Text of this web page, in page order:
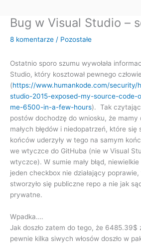
Bug w Visual Studio –
8 komentarze / Pozostałe
Ostatnio sporo szumu wywołała
Studio, który kosztował pewnego
(https://www.humankode.com/
studio-2015-exposed-my-source-
me-6500-in-a-few-hours). Tak
postów dochodzę do wniosku, że mamy
małych błędów i niedopatrzeń, które się
końców uderzyły w tego na samym
we wtyczce do GitHuba (nie w Visual
wtyczce). W sumie mały błąd,
jeden checkbox nie działający
stworzyło się publiczne repo a nie jak
prywatne.
Wpadka….
Jak doszło zatem do tego, że 6485.39$
pewnie kilka siwych włosów doszło w